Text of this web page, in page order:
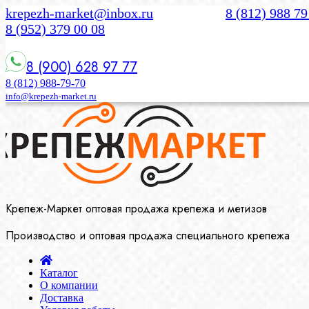
krepezh-market@inbox.ru
8 (812) 988
8 (952) 379 00 08
8 (900) 628 97 77
8 (812) 988-79-70
info@krepezh-market.ru
Крепеж-Маркет оптовая продажа крепежа и метизов
Производство и оптовая продажа специального крепежа
Каталог
О компании
Доставка